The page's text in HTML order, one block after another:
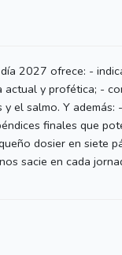
2027 ofrece: -
y profética; -
el salmo. Y
finales que
dosier en siete
sacie en cada